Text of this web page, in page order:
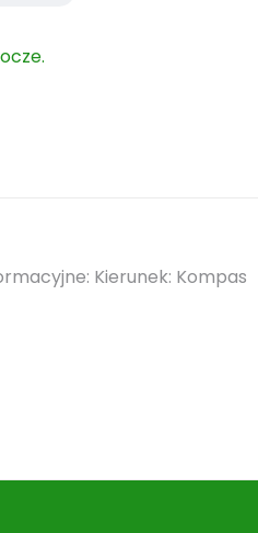
Kierunek: Kompas